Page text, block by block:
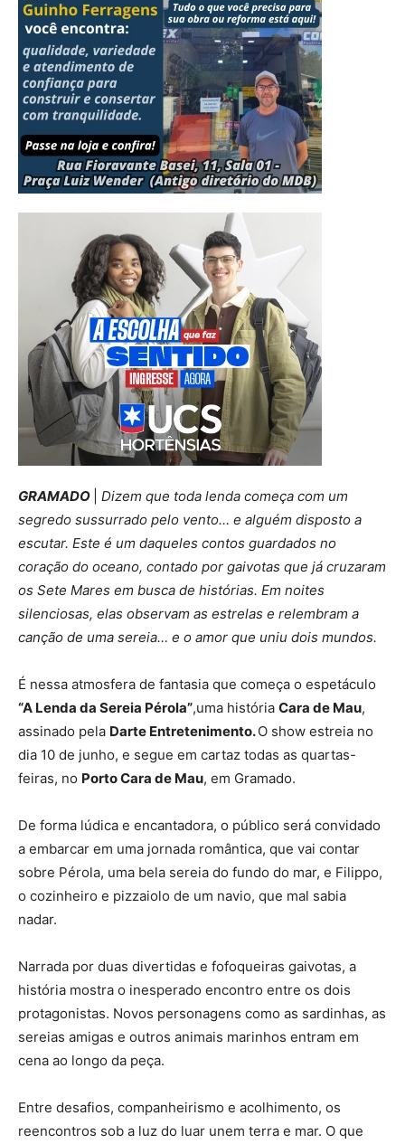
GRAMADO
Dizem que toda lenda começa com um
segredo sussurrado pelo vento… e alguém disposto a
escutar. Este é um daqueles contos guardados no
coração do oceano, contado por gaivotas que já cruzaram
os Sete Mares em busca de histórias. Em noites
silenciosas, elas observam as estrelas e relembram a
canção de uma sereia… e o amor que uniu dois mundos.
É nessa atmosfera de fantasia que começa o espetáculo
“A Lenda da Sereia Pérola”,uma história Cara de Mau,
assinado pela Darte Entretenimento.O show estreia no
dia 10 de junho, e segue em cartaz todas as quartas-
feiras, no Porto Cara de Mau, em Gramado.
De forma lúdica e encantadora, o público será convidado
a embarcar em uma jornada romântica, que vai contar
sobre Pérola, uma bela sereia do fundo do mar, e Filippo,
o cozinheiro e pizzaiolo de um navio, que mal sabia
nadar.
Narrada por duas divertidas e fofoqueiras gaivotas, a
história mostra o inesperado encontro entre os dois
protagonistas. Novos personagens como as sardinhas, as
sereias amigas e outros animais marinhos entram em
cena ao longo da peça.
Entre desafios, companheirismo e acolhimento, os
reencontros sob a luz do luar unem terra e mar. O que